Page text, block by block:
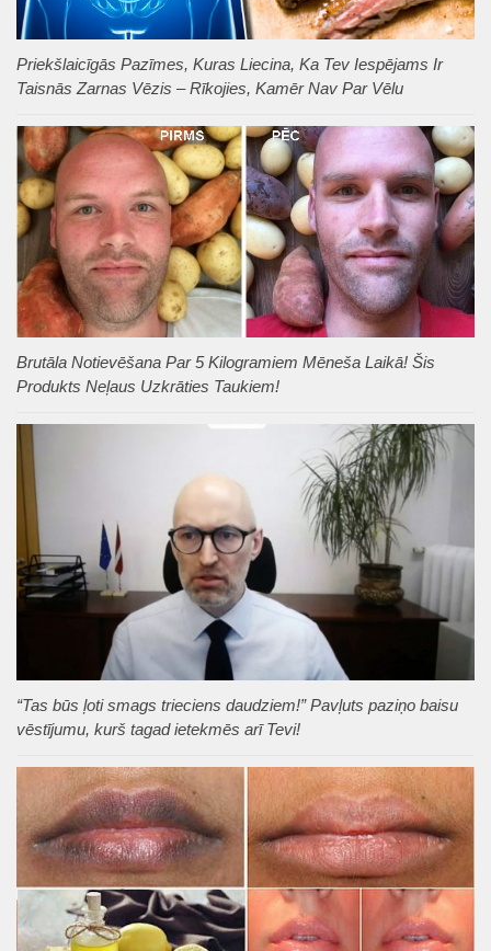
Priekšlaicīgās Pazīmes, Kuras Liecina, Ka Tev Iespējams Ir
Taisnās Zarnas Vēzis – Rīkojies, Kamēr Nav Par Vēlu
Brutāla Notievēšana Par 5 Kilogramiem Mēneša Laikā! Šis
Produkts Neļaus Uzkrāties Taukiem!
“Tas būs ļoti smags trieciens daudziem!” Pavļuts paziņo baisu
vēstījumu, kurš tagad ietekmēs arī Tevi!